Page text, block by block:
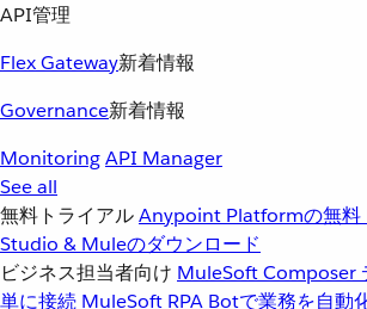
API管理
Flex Gateway新着情報
Governance新着情報
MonitoringAPI Manager
See all
無料トライアルAnypoint Platformの無料
Studio & Muleのダウンロード
ビジネス担当者向け MuleSoft Composer
単に接続 MuleSoft RPA Botで業務を自動